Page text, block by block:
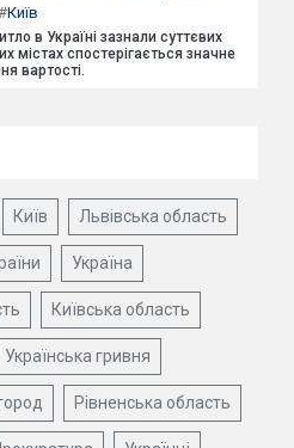
Київ
в Україні зазнали суттєвих
містах спостерігається значне
вартості.
Київ Львівська область
Україна
Київська область
Українська гривня
Рівненська область